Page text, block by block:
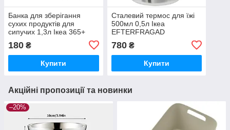
Банка для зберігання
сухих продуктів для
сипучих 1,3л Ікеа 365+
180 ₴
Купити
Сталевий термос для їжі
500мл 0,5л Ікеа
EFTERFRАGAD
780₴
Купити
Акційні пропозиції та новинки
–20%